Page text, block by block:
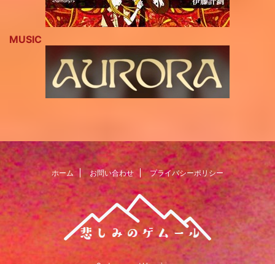
MUSIC
ホーム お問い合わせ プライバシーポリシー